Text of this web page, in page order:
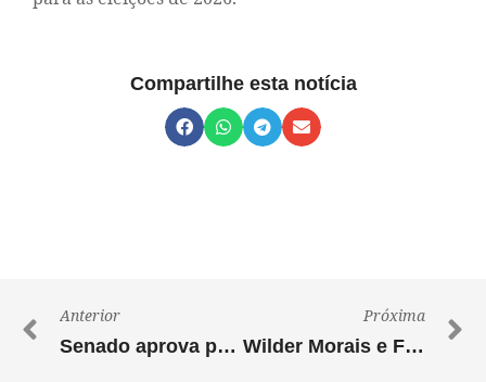
Compartilhe esta notícia
Anterior
Senado aprova projeto defendido por Wilder Morais para socorrer produtores rurais endividados
Próxima
Wilder Morais e Flávio Bolsonaro reúnem lideranças nacionais e milhares de apoiadores em Goiânia em um dos maiores atos políticos do Estado